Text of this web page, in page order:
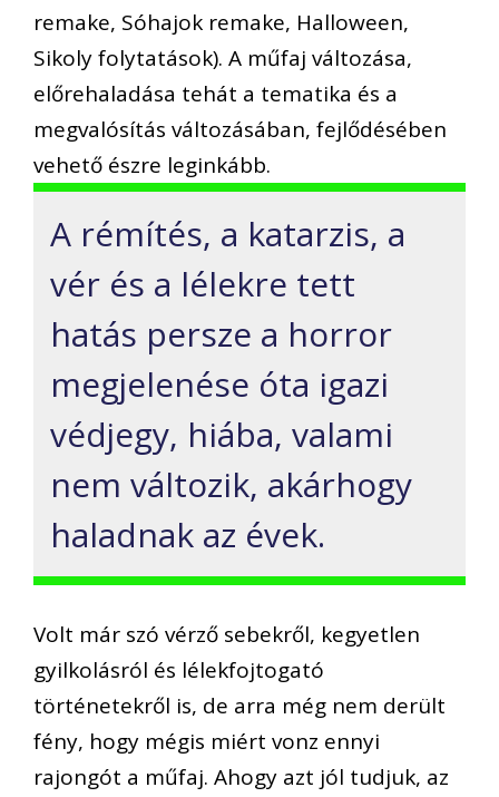
remake, Sóhajok remake, Halloween,
Sikoly folytatások). A műfaj változása,
előrehaladása tehát a tematika és a
megvalósítás változásában, fejlődésében
vehető észre leginkább.
A rémítés, a katarzis, a
vér és a lélekre tett
hatás persze a horror
megjelenése óta igazi
védjegy, hiába, valami
nem változik, akárhogy
haladnak az évek.
Volt már szó vérző sebekről, kegyetlen
gyilkolásról és lélekfojtogató
történetekről is, de arra még nem derült
fény, hogy mégis miért vonz ennyi
rajongót a műfaj. Ahogy azt jól tudjuk, az